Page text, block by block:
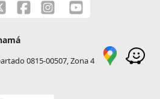
0815-00507, Zona 4